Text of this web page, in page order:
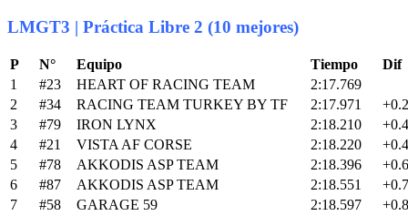
LMGT3 | Práctica Libre 2 (10 mejores)
P N° Equipo Tiempo
Dif
1
#23 HEART OF RACING TEAM
2:17.769
2
#34 RACING TEAM TURKEY BY TF 2:17.971
3
#79 IRON LYNX 2:18.210
4
#21 VISTA AF CORSE 2:18.220
5
#78 AKKODIS ASP TEAM 2:18.396
6
#87 AKKODIS ASP TEAM 2:18.551
7
#58 GARAGE 59 2:18.597